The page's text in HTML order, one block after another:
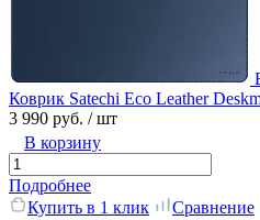
Коврик Satechi Eco Leather
3 990 руб. / шт
В корзину
Подробнее
Купить в 1 клик
Сравнение